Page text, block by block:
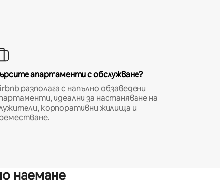
апартаменти с обслужване?
разполага с напълно обзаведени
идеални за настаняване на
корпоративни жилища и
наемане